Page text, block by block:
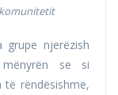
grupe njerëzish
se si
rëndësishme,